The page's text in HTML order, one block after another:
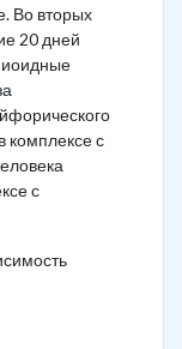
Во вторых
20 дней
комплексе с
с